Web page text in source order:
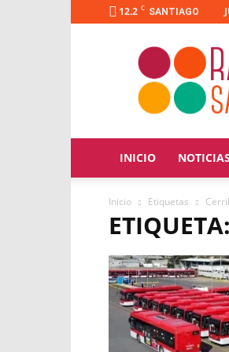
12.2 C SANTIAGO
INICIO NOTICIAS
Inicio Etiquetas